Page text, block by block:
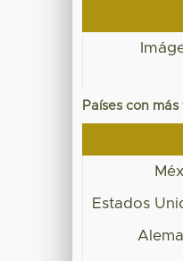
Países con
Estados